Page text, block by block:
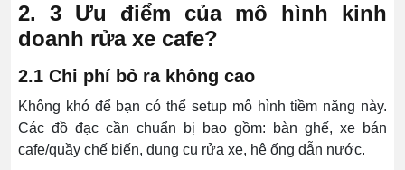
2. 3 Ưu điểm của mô hình kinh
doanh rửa xe cafe?
2.1 Chi phí bỏ ra không cao
Không khó để bạn có thể setup mô hình tiềm năng này.
Các đồ đạc cần chuẩn bị bao gồm: bàn ghế, xe bán
cafe/quầy chế biến, dụng cụ rửa xe, hệ ống dẫn nước.